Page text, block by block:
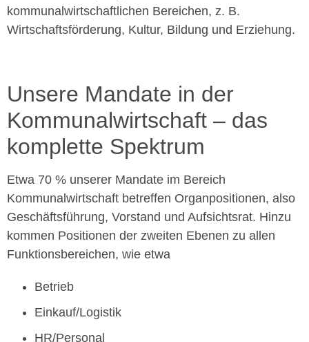
kommunalwirtschaftlichen Bereichen, z. B.
Wirtschaftsförderung, Kultur, Bildung und Erziehung.
Unsere Mandate in der
Kommunalwirtschaft – das
komplette Spektrum
Etwa 70 % unserer Mandate im Bereich
Kommunalwirtschaft betreffen Organpositionen, also
Geschäftsführung, Vorstand und Aufsichtsrat. Hinzu
kommen Positionen der zweiten Ebenen zu allen
Funktionsbereichen, wie etwa
Betrieb
Einkauf/Logistik
HR/Personal